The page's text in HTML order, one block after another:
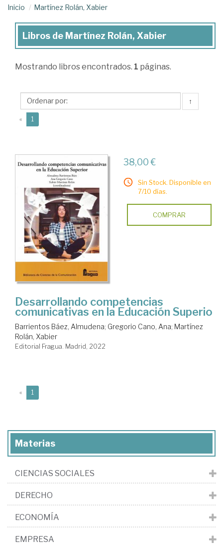
Inicio Martínez Rolán, Xabier
Libros
Martínez
Xabier
Libros de Martínez Rolán, Xabier
Mostrando libros encontrados. 1 páginas.
↑
« 1
38,00 €
Sin Stock. Disponible en
7/10 días.
COMPRAR
Desarrollando competencias
comunicativas en la Educación Superio
Barrientos Báez, Almudena; Gregorio Cano, Ana; Martínez
Rolán, Xabier
Editorial Fragua. Madrid, 2022
« 1
Materias
CIENCIAS SOCIALES
DERECHO
ECONOMÍA
EMPRESA